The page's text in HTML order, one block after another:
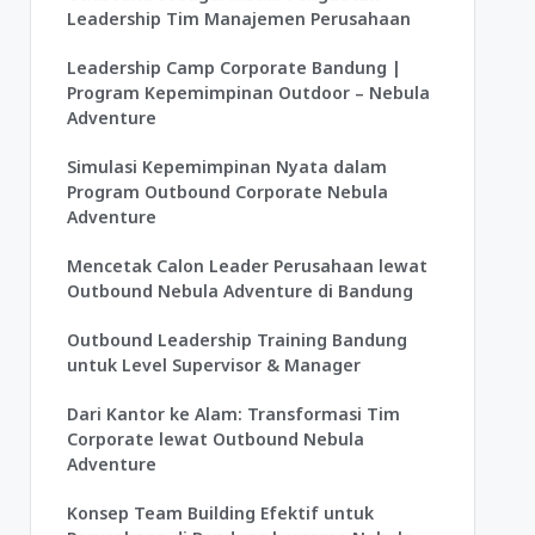
Leadership Tim Manajemen Perusahaan
Leadership Camp Corporate Bandung |
Program Kepemimpinan Outdoor – Nebula
Adventure
Simulasi Kepemimpinan Nyata dalam
Program Outbound Corporate Nebula
Adventure
Mencetak Calon Leader Perusahaan lewat
Outbound Nebula Adventure di Bandung
Outbound Leadership Training Bandung
untuk Level Supervisor & Manager
Dari Kantor ke Alam: Transformasi Tim
Corporate lewat Outbound Nebula
Adventure
Konsep Team Building Efektif untuk